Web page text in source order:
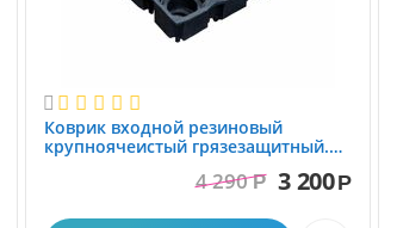

Коврик вxодной резиновый
крупноячеистый грязезащитный.
4 290 Р 3 200Р